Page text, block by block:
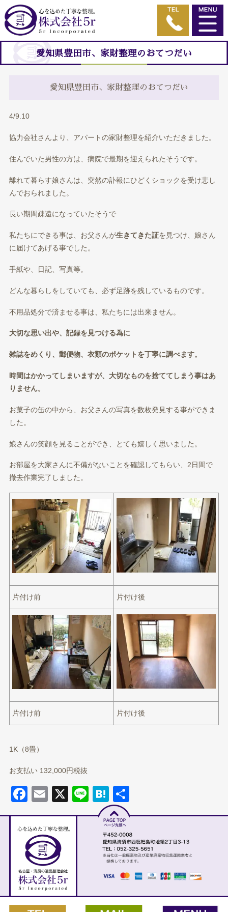
愛知県豊田市、家財整理のおてつだい
愛知県豊田市、家財整理のおてつだい
4/9.10
協力会社さんより、アパートの家財整理を紹介いただきました。
住んでいた男性の方は、病院で最期を迎えられたそうです。
離れて暮らす娘さんは、突然の訃報にひどくショックを受け悲し
んでおられました。
長い期間疎遠になっていたそうで
私たちにできる事は、お父さんが生きてきた証を見つけ、娘さん
に届けてあげる事でした。
手紙や、日記、写真等。
どんな暮らしをしていても、必ず足跡を残しているものです。
不用品処分で済ませる事は、私たちには出来ません。
大切な思い出や、記録を見つける為に
雑誌をめくり、郵便物、衣類のポケットを丁寧に調べます。
時間はかかってしまいますが、大切なものを捨ててしまう事はあ
りません。
お菓子の缶の中から、お父さんの写真を数枚発見する事ができま
した。
娘さんの笑顔を見ることができ、とても嬉しく思いました。
お部屋を大家さんに不備がないことを確認してもらい、2日間で
撤去作業完了しました。
片付け前 片付け後
片付け前 片付け後
1K（8畳）
お支払い 132,000円税抜
Facebook
Email Line Hatena